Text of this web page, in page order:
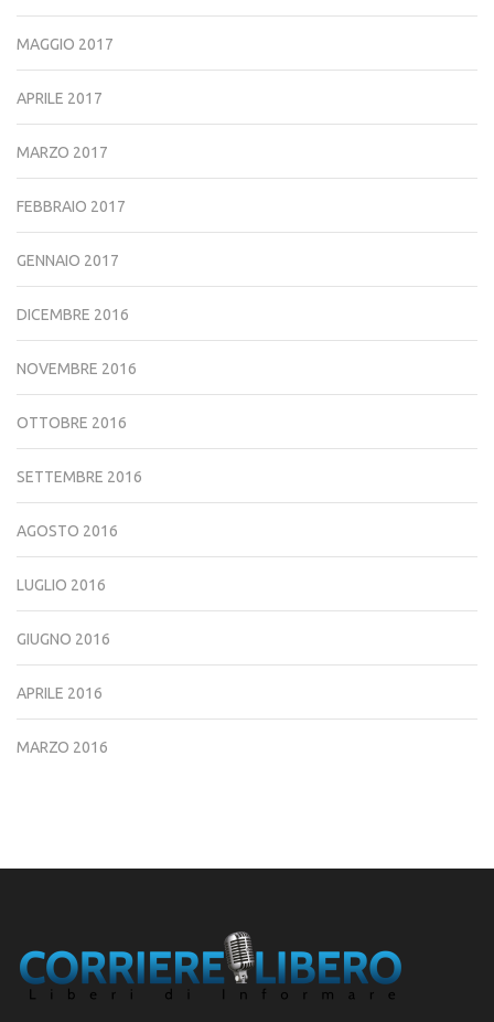
MAGGIO 2017
APRILE 2017
MARZO 2017
FEBBRAIO 2017
GENNAIO 2017
DICEMBRE 2016
NOVEMBRE 2016
OTTOBRE 2016
SETTEMBRE 2016
AGOSTO 2016
LUGLIO 2016
GIUGNO 2016
APRILE 2016
MARZO 2016